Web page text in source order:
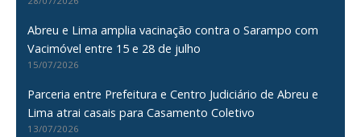
Abreu e Lima amplia vacinação contra o Sarampo com
Vacimóvel entre 15 e 28 de julho
15/07/2026
Parceria entre Prefeitura e Centro Judiciário de Abreu e
Lima atrai casais para Casamento Coletivo
13/07/2026